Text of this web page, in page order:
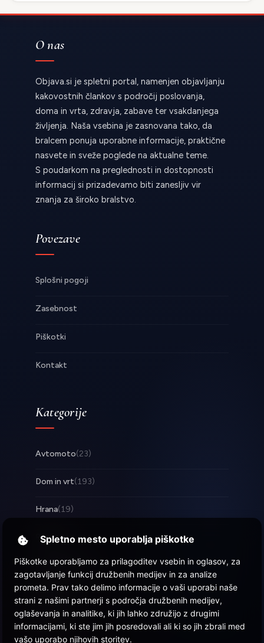
O nas
Objava.si je spletni portal, namenjen objavljanju
kakovostnih člankov s področij poslovanja,
doma in vrta, zdravja, zabave ter vsakdanjega
življenja. Naša vsebina je zasnovana tako, da
bralcem ponuja uporabne informacije, praktične
nasvete in sveže poglede na aktualne teme.
S poudarkom na preglednosti in dostopnosti
informacij si prizadevamo biti zanesljiv vir
znanja za široko bralstvo.
Povezave
Splošni pogoji
Zasebnost
Piškotki
Kontakt
Kategorije
Avtomoto(23)
Dom in vrt(193)
Hrana(19)
Posel(253)
Tehnologija(17)
Zabava(58)
Zdravje (22)
Spletno mesto uporablja piškotke
Piškotke uporabljamo za prilagoditev vsebin in oglasov, za
zagotavljanje funkcij družbenih medijev in za analize
prometa. Prav tako delimo informacije o vaši uporabi naše
strani z našimi partnerji s področja družbenih medijev,
oglaševanja in analitike, ki jih lahko združijo z drugimi
informacijami, ki ste jim jih posredovali ali ki so jih zbrali med
vašo uporabo njihovih storitev.